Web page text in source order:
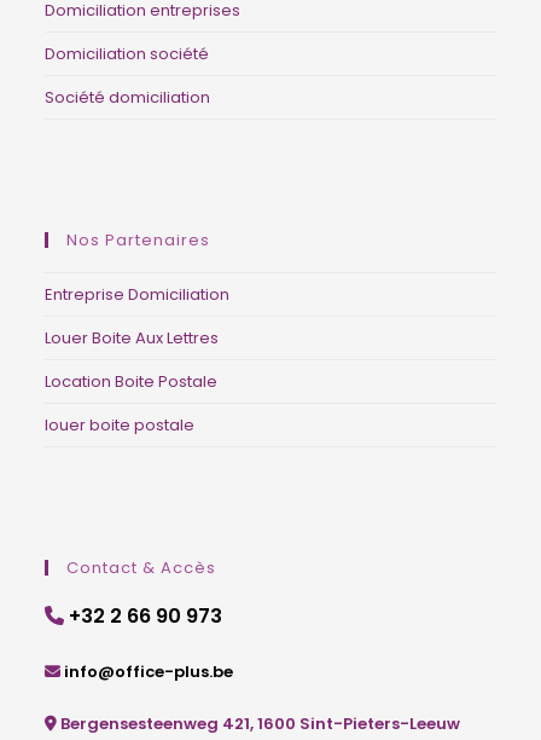
Domiciliation entreprises
Domiciliation société
Société domiciliation
Nos Partenaires
Entreprise Domiciliation
Louer Boite Aux Lettres
Location Boite Postale
louer boite postale
Contact & Accès
+32 2 66 90 973
info@office-plus.be
Bergensesteenweg 421, 1600 Sint-Pieters-Leeuw